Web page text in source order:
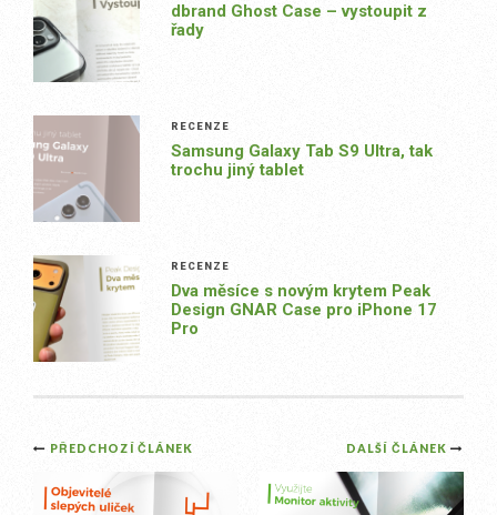
dbrand Ghost Case – vystoupit z
řady
RECENZE
Samsung Galaxy Tab S9 Ultra, tak
trochu jiný tablet
RECENZE
Dva měsíce s novým krytem Peak
Design GNAR Case pro iPhone 17
Pro
Post
navigation
DALŠÍ ČLÁNEK
PŘEDCHOZÍ ČLÁNEK